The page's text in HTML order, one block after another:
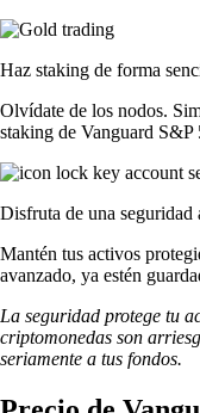
Haz staking de forma
Olvídate de los nodos.
staking de Vanguard
Disfruta de una seguridad
Mantén tus activos
avanzado, ya estén
La seguridad protege tu
criptomonedas son
seriamente a tus fondos.